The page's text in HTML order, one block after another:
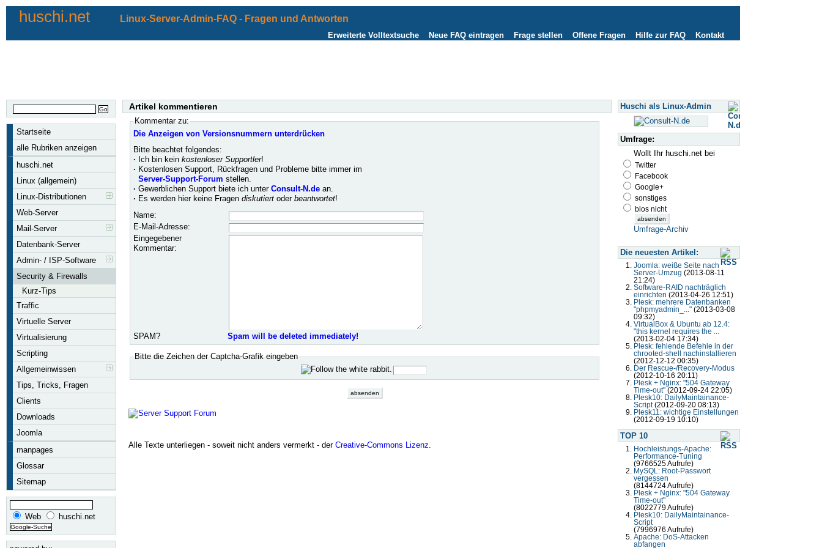
huschi.net Linux-Server-Admin-FAQ - Fragen und Antworten
Kontakt
Hilfe zur FAQ
Offene Fragen
Frage stellen
Neue FAQ eintragen
Erweiterte Volltextsuche
Startseite
alle Rubriken anzeigen
huschi.net
Linux (allgemein)
Linux-Distributionen
Web-Server
Mail-Server
Datenbank-Server
Admin- / ISP-Software
Security & Firewalls
Kurz-Tips
Traffic
Virtuelle Server
Virtualisierung
Scripting
Allgemeinwissen
Tips, Tricks, Fragen
Clients
Downloads
Joomla
manpages
Glossar
Sitemap
Web huschi.net
Huschi als Linux-Admin
Umfrage:
Wollt Ihr huschi.net bei
Twitter
Facebook
Google+
sonstiges
blos nicht
Umfrage-Archiv
Die neuesten Artikel:
Joomla: weiße Seite nach
Server-Umzug (2013-08-11
21:24)
Software-RAID nachträglich
einrichten (2013-04-26 12:51)
Plesk: mehrere Datenbanken
"phpmyadmin_..."(2013-03-08
09:32)
VirtualBox & Ubuntu ab 12.4:
"this kernel requires the ...
(2013-02-04 17:34)
Plesk: fehlende Befehle in der
chrooted-shell nachinstallieren
(2012-12-12 00:35)
Der Rescue-/Recovery-Modus
(2012-10-16 20:11)
Plesk + Nginx: "504 Gateway
Time-out"(2012-09-24 22:05)
Plesk10: DailyMaintainance-
Script(2012-09-20 08:13)
Plesk11: wichtige Einstellungen
(2012-09-19 10:10)
TOP 10
Hochleistungs-Apache:
Performance-Tuning
(9766525 Aufrufe)
MySQL: Root-Passwort
vergessen
(8144724 Aufrufe)
Plesk + Nginx: "504 Gateway
Time-out"
(8022779 Aufrufe)
Plesk10: DailyMaintainance-
Script
(7996976 Aufrufe)
Apache: DoS-Attacken
abfangen
Artikel kommentieren
Kommentar zu:
Die Anzeigen von Versionsnummern unterdrücken
Bitte beachtet folgendes:
· Ich bin keinkostenloser Supportler!
· Kostenlosen Support, Rückfragen und Probleme bitte immer im
Server-Support-Forum stellen.
· Gewerblichen Support biete ich unterConsult-N.de an.
· Es werden hier keine Fragendiskutiert oderbeantwortet!
Name:
E-Mail-Adresse:
Eingegebener
Kommentar:
SPAM? Spam will be deleted immediately!
Bitte die Zeichen der Captcha-Grafik eingeben
Alle Texte unterliegen - soweit nicht anders vermerkt - der Creative-Commons Lizenz.